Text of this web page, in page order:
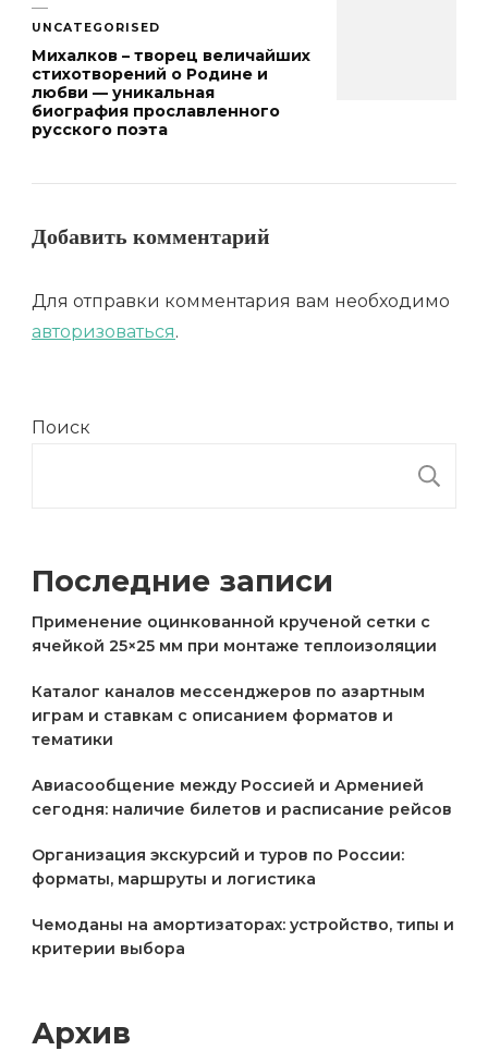
UNCATEGORISED
Михалков – творец величайших
стихотворений о Родине и
любви — уникальная
биография прославленного
русского поэта
Добавить комментарий
Для отправки комментария вам необходимо
авторизоваться.
Поиск
Последние записи
Применение оцинкованной крученой сетки с
ячейкой 25×25 мм при монтаже теплоизоляции
Каталог каналов мессенджеров по азартным
играм и ставкам с описанием форматов и
тематики
Авиасообщение между Россией и Арменией
сегодня: наличие билетов и расписание рейсов
Организация экскурсий и туров по России:
форматы, маршруты и логистика
Чемоданы на амортизаторах: устройство, типы и
критерии выбора
Архив